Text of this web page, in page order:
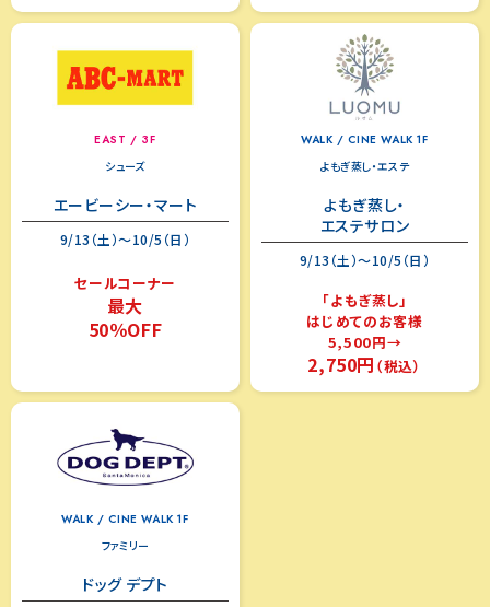
EAST / 3F
シューズ
エービーシー・マート
9/13（土）～10/5（日）
セールコーナー
最大
50％OFF
WALK / CINE WALK 1F
よもぎ蒸し・エステ
よもぎ蒸し・
エステサロン
9/13（土）～10/5（日）
「よもぎ蒸し」
はじめてのお客様
5,500円→
2,750円 （税込）
WALK / CINE WALK 1F
ファミリー
ドッグ デプト